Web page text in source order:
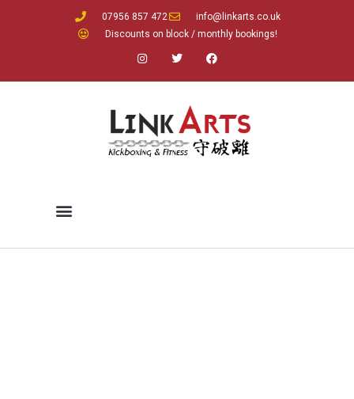
07956 857 472
info@linkarts.co.uk
Discounts on block / monthly bookings!